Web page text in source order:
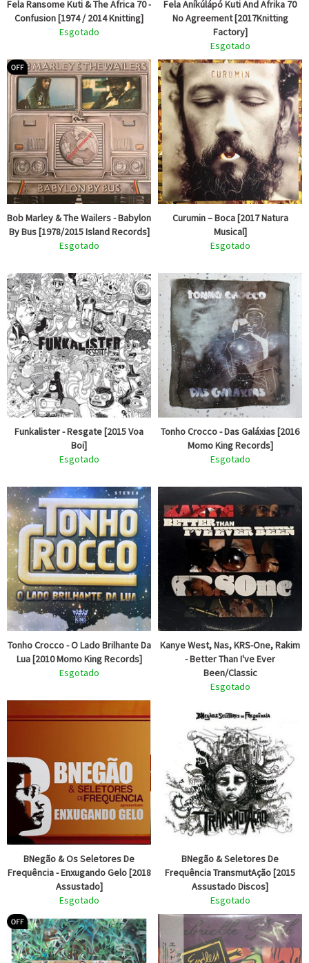
Fela Ransome Kuti & The Africa 70 -
Confusion [1974 / 2014 Knitting]
Esgotado
Fela Aníkúlápó Kuti And Afrika 70
No Agreement [2017Knitting
Factory]
Esgotado
Bob Marley & The Wailers - Babylon
By Bus [1978/2015 Island Records]
Esgotado
Curumin ‎– Boca [2017 Natura
Musical]
Esgotado
Funkalister - Resgate [2015 Voa
Boi]
Esgotado
Tonho Crocco - Das Galáxias [2016
Momo King Records]
Esgotado
Tonho Crocco - O Lado Brilhante Da
Lua [2010 Momo King Records]
Esgotado
Kanye West, Nas, KRS-One, Rakim
- Better Than I've Ever
Been/Classic
Esgotado
BNegão & Os Seletores De
Frequência - Enxugando Gelo [2018
Assustado]
Esgotado
BNegão & Seletores De
Frequência TransmutAção [2015
Assustado Discos]
Esgotado